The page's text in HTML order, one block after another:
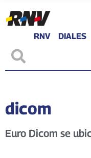
RNV DIALES
dicom
Euro Dicom se